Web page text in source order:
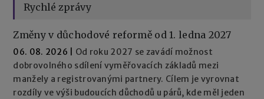
Rychlé zprávy
Změny v důchodové reformě od 1. ledna 2027
06. 08. 2026
Od roku 2027 se zavádí možnost
dobrovolného sdílení vyměřovacích základů mezi
manžely a registrovanými partnery. Cílem je vyrovnat
rozdíly ve výši budoucích důchodů u párů, kde měl jeden